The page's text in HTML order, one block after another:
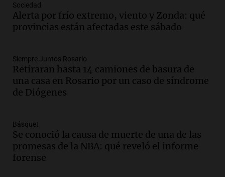
Audio.
Ciudadana de Córdoba deleitó a los
oyentes de la radio a puro tango
Audio.Boletín de Calificaciones de
Marcelo Lamberti (Rosario Central 2 - 1
Aldosivi)
Audio.2° gol de Rosario Central a
Aldosivi (Campaz) - relato Gato Greco
Deportes Rosario
Sociedad
Alerta por frío extremo, viento y Zonda: qué
provincias están afectadas este sábado
Siempre Juntos Rosario
Retiraran hasta 14 camiones de basura de
una casa en Rosario por un caso de síndrome
de Diógenes
Básquet
Se conoció la causa de muerte de una de las
promesas de la NBA: qué reveló el informe
forense